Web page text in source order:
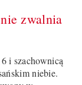
zwalnia
i szachownicą
niebie.